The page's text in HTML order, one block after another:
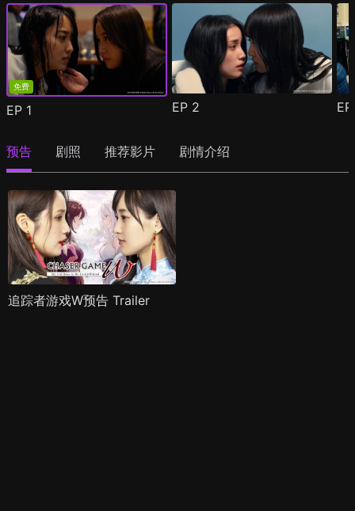
免费
EP 1 EP 2
预告 剧照 推荐影片 剧情介绍
追踪者游戏W预告 Trailer